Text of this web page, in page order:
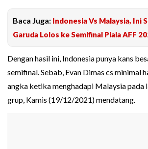
Baca Juga: Indonesia Vs Malaysia, Ini
Garuda Lolos ke Semifinal Piala AFF
Dengan hasil ini, Indonesia punya kans
semifinal. Sebab, Evan Dimas cs minimal
angka ketika menghadapi Malaysia pada
grup, Kamis (19/12/2021) mendatang.